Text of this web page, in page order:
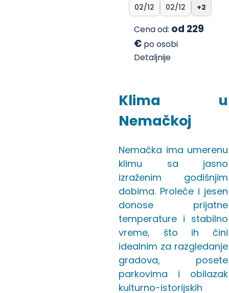
02/12
02/12 +2
Cena od: od 229
€ po osobi
Detaljnije
Klima u
Nemačkoj
Nemačka ima umerenu
klimu sa jasno
izraženim godišnjim
dobima. Proleće i jesen
donose prijatne
temperature i stabilno
vreme, što ih čini
idealnim za razgledanje
gradova, posete
parkovima i obilazak
kulturno-istorijskih